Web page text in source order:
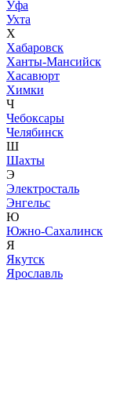
Уфа
Ухта
Х
Хабаровск
Ханты-Мансийск
Хасавюрт
Химки
Ч
Чебоксары
Челябинск
Ш
Шахты
Э
Электросталь
Энгельс
Ю
Южно-Сахалинск
Я
Якутск
Ярославль